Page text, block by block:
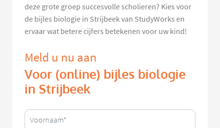
deze grote groep succesvolle scholieren? Kies voor
de bijles biologie in Strijbeek van StudyWorks en
ervaar wat betere cijfers betekenen voor uw kind!
Meld u nu aan
Voor (online) bijles biologie
in Strijbeek